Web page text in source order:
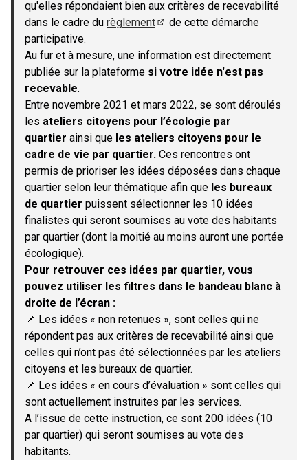
qu'elles répondaient bien aux critères de recevabilité
dans le cadre du règlement
de cette démarche
participative.
Au fur et à mesure, une information est directement
publiée sur la plateforme si votre idée n'est pas
recevable.
Entre novembre 2021 et mars 2022, se sont déroulés
les ateliers citoyens pour l’écologie par
quartier ainsi que les ateliers citoyens pour le
cadre de vie par quartier. Ces rencontres ont
permis de prioriser les idées déposées dans chaque
quartier selon leur thématique afin que les bureaux
de quartier puissent sélectionner les 10 idées
finalistes qui seront soumises au vote des habitants
par quartier (dont la moitié au moins auront une portée
écologique).
Pour retrouver ces idées par quartier, vous
pouvez utiliser les filtres dans le bandeau blanc à
droite de l’écran :
📌 Les idées « non retenues », sont celles qui ne
répondent pas aux critères de recevabilité ainsi que
celles qui n’ont pas été sélectionnées par les ateliers
citoyens et les bureaux de quartier.
📌 Les idées « en cours d’évaluation » sont celles qui
sont actuellement instruites par les services.
A l’issue de cette instruction, ce sont 200 idées (10
par quartier) qui seront soumises au vote des
habitants.